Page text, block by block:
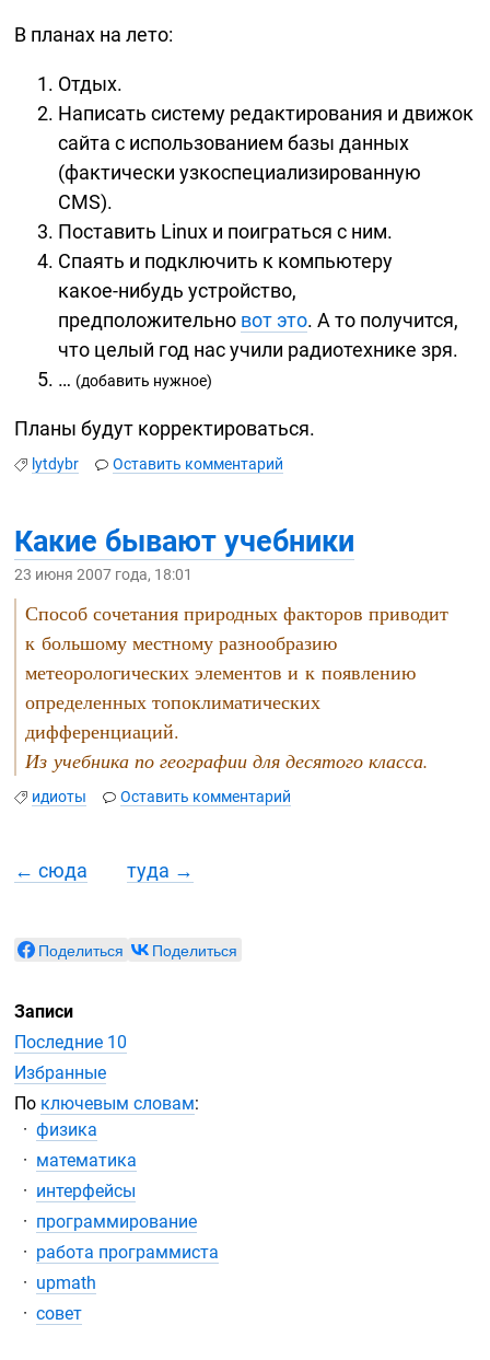
В планах на лето:
Отдых.
Написать систему редактирования и движок
сайта с использованием базы данных
(фактически узкоспециализированную
CMS).
Поставить Linux и поиграться с ним.
Спаять и подключить к компьютеру
какое-нибудь устройство,
предположительно вот это. А то получится,
что целый год нас учили радиотехнике зря.
… (добавить нужное)
Планы будут корректироваться.
lytdybr Оставить комментарий
Какие бывают учебники
23 июня 2007 года, 18:01
Способ сочетания природных факторов приводит
к большому местному разнообразию
метеорологических элементов и к появлению
определенных топоклиматических
дифференциаций.
Из учебника по географии для десятого класса.
идиоты Оставить комментарий
← сюда туда →
Поделиться Поделиться
Записи
Последние 10
Избранные
По ключевым словам:
физика
математика
интерфейсы
программирование
работа программиста
upmath
совет